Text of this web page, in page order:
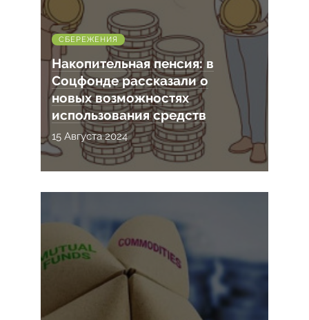
СБЕРЕЖЕНИЯ
Накопительная пенсия: в
Соцфонде рассказали о
новых возможностях
использования средств
15 Августа 2024